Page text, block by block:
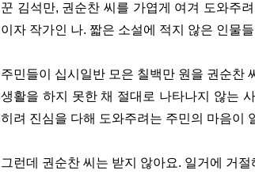
꾼 김석만, 권순찬 씨를 가엽게 여겨 도와주
이자 작가인 나. 짧은 소설에 적지 않은 인물
주민들이 십시일반 모은 칠백만 원을 권순찬
생활을 하지 못한 채 절대로 나타나지 않는
히려 진심을 다해 도와주려는 주민의 마음이
그런데 권순찬 씨는 받지 않아요. 일거에 거